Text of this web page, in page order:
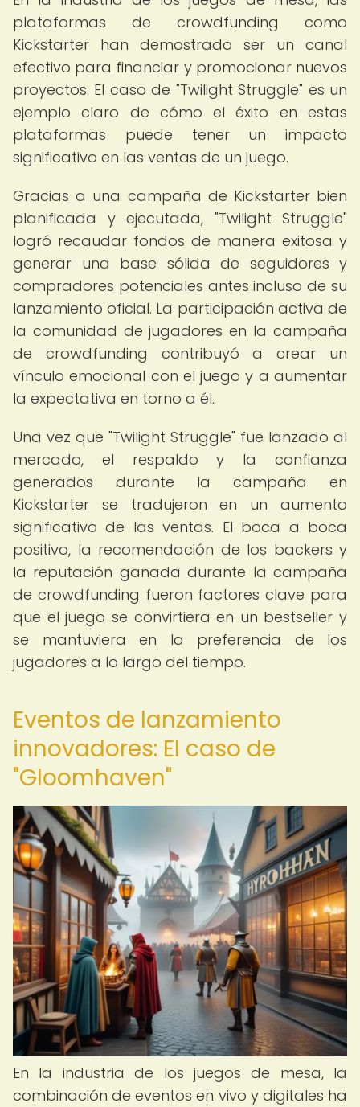
plataformas de crowdfunding como
Kickstarter han demostrado ser un canal
efectivo para financiar y promocionar nuevos
proyectos. El caso de "Twilight Struggle" es un
ejemplo claro de cómo el éxito en estas
plataformas puede tener un impacto
significativo en las ventas de un juego.
Gracias a una campaña de Kickstarter bien
planificada y ejecutada, "Twilight Struggle"
logró recaudar fondos de manera exitosa y
generar una base sólida de seguidores y
compradores potenciales antes incluso de su
lanzamiento oficial. La participación activa de
la comunidad de jugadores en la campaña
de crowdfunding contribuyó a crear un
vínculo emocional con el juego y a aumentar
la expectativa en torno a él.
Una vez que "Twilight Struggle" fue lanzado al
mercado, el respaldo y la confianza
generados durante la campaña en
Kickstarter se tradujeron en un aumento
significativo de las ventas. El boca a boca
positivo, la recomendación de los backers y
la reputación ganada durante la campaña
de crowdfunding fueron factores clave para
que el juego se convirtiera en un bestseller y
se mantuviera en la preferencia de los
jugadores a lo largo del tiempo.
Eventos de lanzamiento
innovadores: El caso de
"Gloomhaven"
En la industria de los juegos de mesa, la
combinación de eventos en vivo y digitales ha